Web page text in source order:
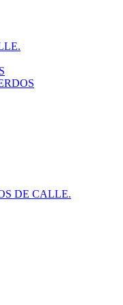
DE CALLE.